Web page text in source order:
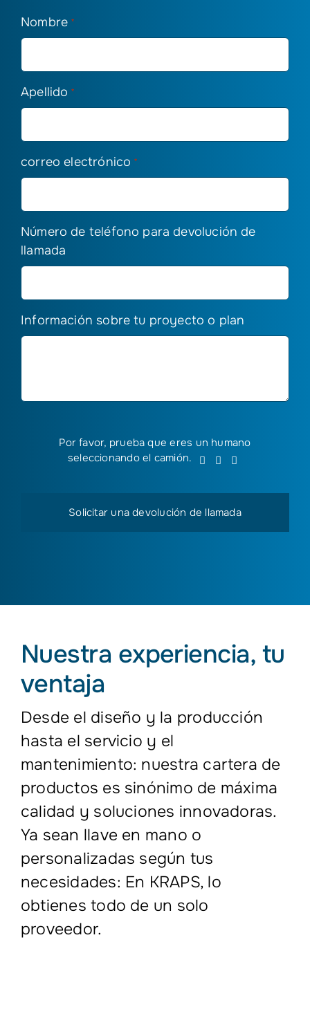
Nombre *
Apellido *
correo electrónico *
Número de teléfono para devolución de
llamada
Información sobre tu proyecto o plan
Por favor, prueba que eres un humano
seleccionandoel camión.
Por
eres
un
Nuestra experiencia, tu
ventaja
Desde el diseño y la producción
hasta el servicio y el
mantenimiento: nuestra cartera de
productos es sinónimo de máxima
calidad y soluciones innovadoras.
Ya sean llave en mano o
personalizadas según tus
necesidades: En KRAPS, lo
obtienes todo de un solo
proveedor.